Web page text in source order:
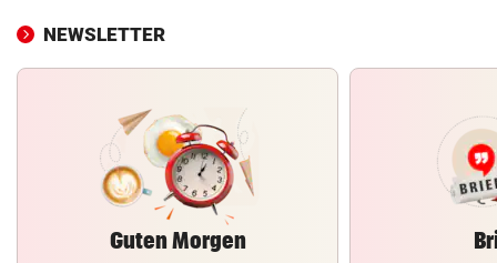
NEWSLETTER
Guten Morgen